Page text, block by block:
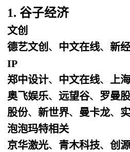
1. 谷子经济
文创
德艺文创 、 中文在线、新
IP
郑中设计、 中文在线、 上
奥飞娱乐、远望谷、 罗曼
股份、新世界、 曼卡龙、
泡泡玛特相关
京华激光、 青木科技、创